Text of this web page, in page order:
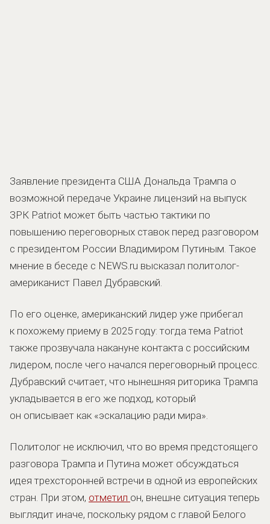
Заявление президента США Дональда Трампа о
возможной передаче Украине лицензий на выпуск
ЗРК Patriot может быть частью тактики по
повышению переговорных ставок перед разговором
с президентом России Владимиром Путиным. Такое
мнение в беседе с NEWS.ru высказал политолог-
американист Павел Дубравский.
По его оценке, американский лидер уже прибегал
к похожему приему в 2025 году: тогда тема Patriot
также прозвучала накануне контакта с российским
лидером, после чего начался переговорный процесс.
Дубравский считает, что нынешняя риторика Трампа
укладывается в его же подход, который
он описывает как «эскалацию ради мира».
Политолог не исключил, что во время предстоящего
разговора Трампа и Путина может обсуждаться
идея трехсторонней встречи в одной из европейских
стран. При этом, отметил он, внешне ситуация теперь
выглядит иначе, поскольку рядом с главой Белого